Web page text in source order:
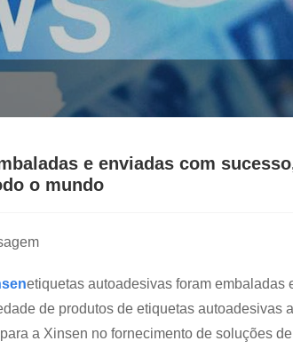
e enviadas com
o mundo
etiquetas autoadesivas foram
de produtos de etiquetas autoadesivas
a Xinsen no fornecimento de soluções